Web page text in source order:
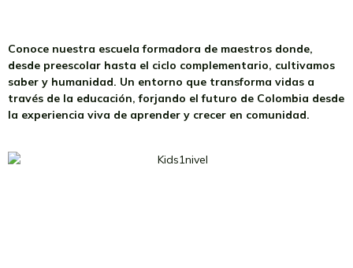
Conoce nuestra escuela formadora de maestros donde,
desde preescolar hasta el ciclo complementario, cultivamos
saber y humanidad. Un entorno que transforma vidas a
través de la educación, forjando el futuro de Colombia desde
la experiencia viva de aprender y crecer en comunidad.